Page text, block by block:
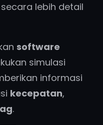
lebih detail
software
simulasi
informasi
kecepatan,
.